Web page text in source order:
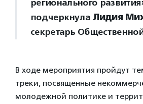
регионального
подчеркнула Лидия
секретарь
В ходе мероприятия пройдут
треки, посвященные
молодежной политике и